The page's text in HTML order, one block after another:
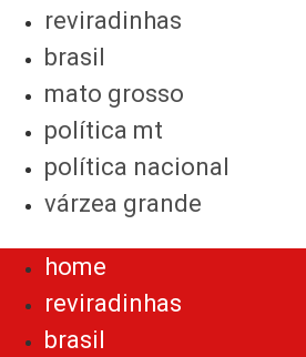
reviradinhas
brasil
mato grosso
política mt
política nacional
várzea grande
home
reviradinhas
brasil